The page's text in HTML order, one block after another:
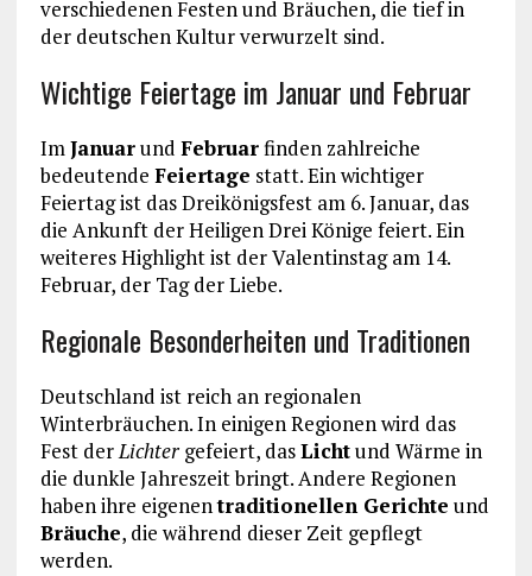
verschiedenen Festen und Bräuchen, die tief in
der deutschen Kultur verwurzelt sind.
Wichtige Feiertage im Januar und Februar
ImJanuarund Februarfinden zahlreiche
bedeutende Feiertage statt. Ein wichtiger
Feiertag ist das Dreikönigsfest am 6. Januar, das
die Ankunft der Heiligen Drei Könige feiert. Ein
weiteres Highlight ist der Valentinstag am 14.
Februar, der Tag der Liebe.
Regionale Besonderheiten und Traditionen
Deutschland ist reich an regionalen
Winterbräuchen. In einigen Regionen wird das
Fest derLichtergefeiert, dasLichtund Wärme in
die dunkle Jahreszeit bringt. Andere Regionen
haben ihre eigenentraditionellen Gerichte und
Bräuche, die während dieser Zeit gepflegt
werden.